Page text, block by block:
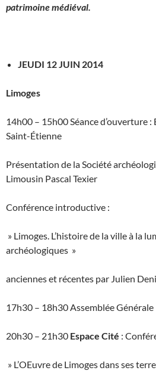
patrimoine médiéval.
JEUDI 12 JUIN 2014
Limoges
14h00 – 15h00 Séance d’ouverture :
Saint-Étienne
Présentation de la Société
Limousin Pascal Texier
Conférence introductive :
» Limoges. L’histoire de la ville à la
archéologiques »
anciennes et récentes par Julien
17h30 – 18h30 Assemblée Générale
20h30 – 21h30 Espace Cité :
» L’OEuvre de Limoges dans ses